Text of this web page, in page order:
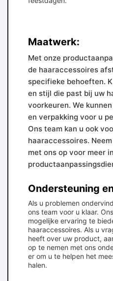
Maatwerk:
Met onze
de haaraccessoires
specifieke behoeften.
en stijl die past bij uw
voorkeuren. We
en verpakking voor u
Ons team kan u ook
haaraccessoires.
met ons op voor meer
Ondersteuning
Als u problemen
ons team voor u klaar.
mogelijke ervaring te
haaraccessoires. Als u
heeft over uw product,
op te nemen met ons
er om u te helpen het
halen.